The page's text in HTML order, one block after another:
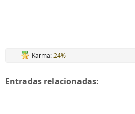
Karma:24%
Entradas relacionadas: